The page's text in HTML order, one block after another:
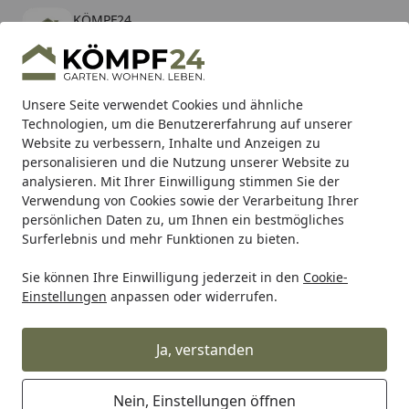
Unsere Seite verwendet Cookies und ähnliche
Technologien, um die Benutzererfahrung auf unserer
Website zu verbessern, Inhalte und Anzeigen zu
personalisieren und die Nutzung unserer Website zu
analysieren. Mit Ihrer Einwilligung stimmen Sie der
Verwendung von Cookies sowie der Verarbeitung Ihrer
persönlichen Daten zu, um Ihnen ein bestmögliches
Surferlebnis und mehr Funktionen zu bieten.
Sie können Ihre Einwilligung jederzeit in den Cookie-
Einstellungen anpassen oder widerrufen.
Ja, verstanden
Nein, Einstellungen öffnen
KÖMPF24
kostenlos - Im App Store
Hotline
Alle Produkte
Mein Konto
Suchen
Karibu Pools inkl. gratis Sandfilteranlage & Pool-
Starterset (Gesamtwert bis 468,99€)
Startseite
Grill Weber CTN With LBL Q 1200 Maroon 15 (65664)
Weber CTN With LBL Q 1200
Maroon 15 (65664)